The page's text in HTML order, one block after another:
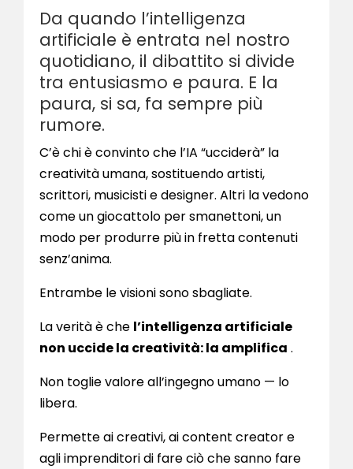
Da quando l’intelligenza
artificiale è entrata nel nostro
quotidiano, il dibattito si divide
tra entusiasmo e paura. E la
paura, si sa, fa sempre più
rumore.
C’è chi è convinto che l’IA “ucciderà” la
creatività umana, sostituendo artisti,
scrittori, musicisti e designer. Altri la vedono
come un giocattolo per smanettoni, un
modo per produrre più in fretta contenuti
senz’anima.
Entrambe le visioni sono sbagliate.
La verità è che l’intelligenza artificiale
non uccide la creatività: la amplifica .
Non toglie valore all’ingegno umano — lo
libera.
Permette ai creativi, ai content creator e
agli imprenditori di fare ciò che sanno fare